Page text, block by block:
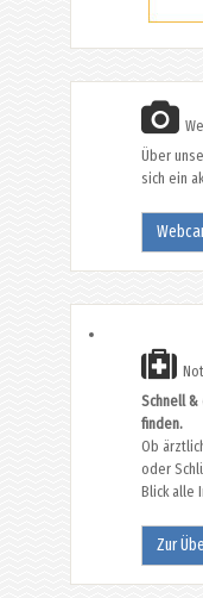
Über
sich ein
Schnell &
finden.
Ob
oder
Blick alle
Zur